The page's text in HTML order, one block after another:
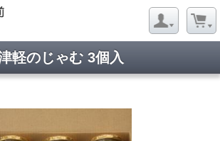
軽のじゃむ 3個入